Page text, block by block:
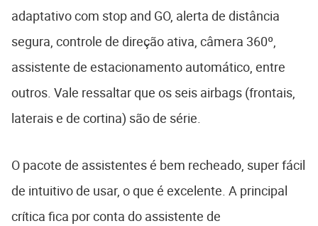
adaptativo com stop and GO, alerta de distância
segura, controle de direção ativa, câmera 360º,
assistente de estacionamento automático, entre
outros. Vale ressaltar que os seis airbags (frontais,
laterais e de cortina) são de série.
O pacote de assistentes é bem recheado, super fácil
de intuitivo de usar, o que é excelente. A principal
crítica fica por conta do assistente de